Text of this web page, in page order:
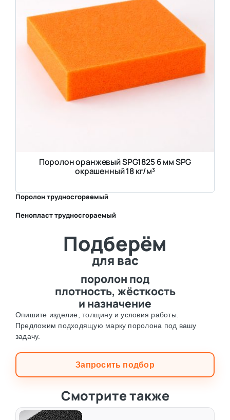
Поролон оранжевый SPG1825 6 мм SPG
окрашенный 18 кг/м³
Поролон трудносгораемый
Пенопласт трудносгораемый
Подберём
для вас
поролон под
плотность, жёсткость
и назначение
Опишите изделие, толщину и условия работы.
Предложим подходящую марку поролона под вашу
задачу.
Запросить подбор
Смотрите также